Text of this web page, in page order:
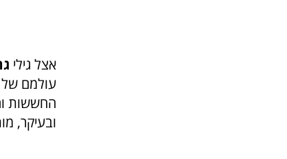
אצל גילי
עולמם של
החששות
ובעיקר,